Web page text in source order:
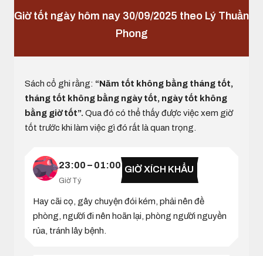
Giờ tốt ngày hôm nay 30/09/2025 theo Lý Thuần
Phong
Sách cổ ghi rằng: “Năm tốt không bằng tháng tốt,
tháng tốt không bằng ngày tốt, ngày tốt không
bằng giờ tốt”. Qua đó có thể thấy được việc xem giờ
tốt trước khi làm việc gì đó rất là quan trọng.
23:00 – 01:00
Giờ Tý
GIỜ XÍCH KHẨU
Hay cãi cọ, gây chuyện đói kém, phải nên đề
phòng, người đi nên hoãn lại, phòng người nguyền
rủa, tránh lây bệnh.